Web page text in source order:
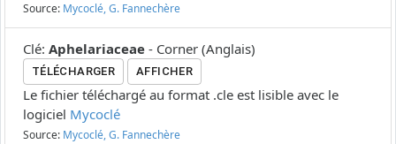
Source: Mycoclé, G. Fannechère
Clé: Aphelariaceae - Corner (Anglais)
TÉLÉCHARGER AFFICHER
Le fichier téléchargé au format .cle est lisible avec le
logiciel Mycoclé
Source: Mycoclé, G. Fannechère